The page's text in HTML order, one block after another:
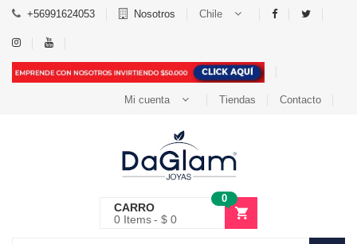
+56991624053 Nosotros Chile
Mi cuenta Tiendas Contacto
CARRO
0
0 Items $ 0